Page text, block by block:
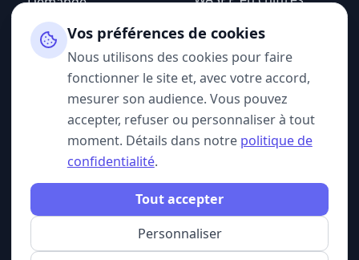
d'information
Espace admin
Mentions légales
Politique de
confidentialité
CGU
SUIVEZ-NOUS
© 2026 WASPP. Tous droits réservés.
Vos préférences de cookies
Nous utilisons des cookies pour faire
fonctionner le site et, avec votre accord,
mesurer son audience. Vous pouvez
accepter, refuser ou personnaliser à tout
moment. Détails dans notre politique de
confidentialité.
Personnaliser
Tout accepter